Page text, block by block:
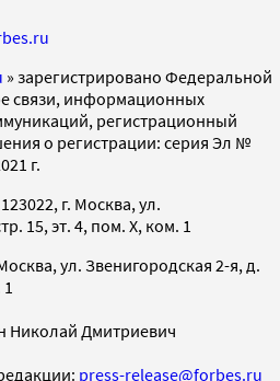
» зарегистрировано Федеральной
связи, информационных
регистрационный
о регистрации: серия Эл №
г.
г. Москва, ул.
15, эт. 4, пом. X, ком. 1
ул. Звенигородская 2-я, д.
Николай Дмитриевич
press-release@forbes.ru